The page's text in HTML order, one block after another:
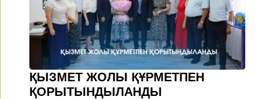
ҚЫЗМЕТ ЖОЛЫ ҚҰРМЕТПЕН
ҚОРЫТЫНДЫЛАНДЫ